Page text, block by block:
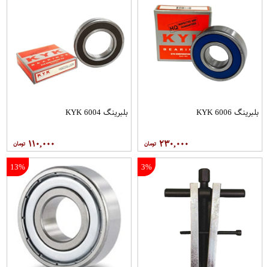
بلبرینگ 6006 KYK
۲۳۰,۰۰۰
بلبرینگ 6004 KYK
۱۱۰,۰۰۰
3%
13%